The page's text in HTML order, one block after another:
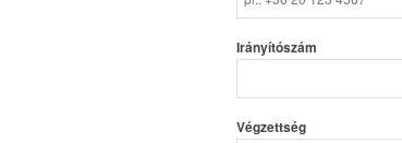
Irányítószám
Végzettség